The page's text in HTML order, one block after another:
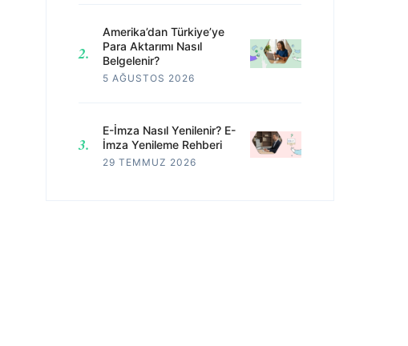
Amerika’dan Türkiye’ye
Para Aktarımı Nasıl
Belgelenir?
5 AĞUSTOS 2026
E-İmza Nasıl Yenilenir? E-
İmza Yenileme Rehberi
29 TEMMUZ 2026